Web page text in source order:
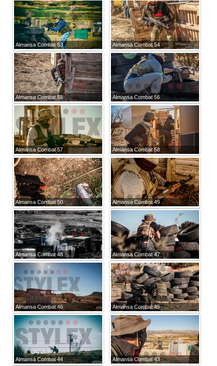
Almansa Combat 53 Almansa Combat 54
Almansa Combat 55 Almansa Combat 56
Almansa Combat 57 Almansa Combat 58
Almansa Combat 50 Almansa Combat 49
Almansa Combat 48 Almansa Combat 47
Almansa Combat 46 Almansa Combat 45
Almansa Combat 44 Almansa Combat 43